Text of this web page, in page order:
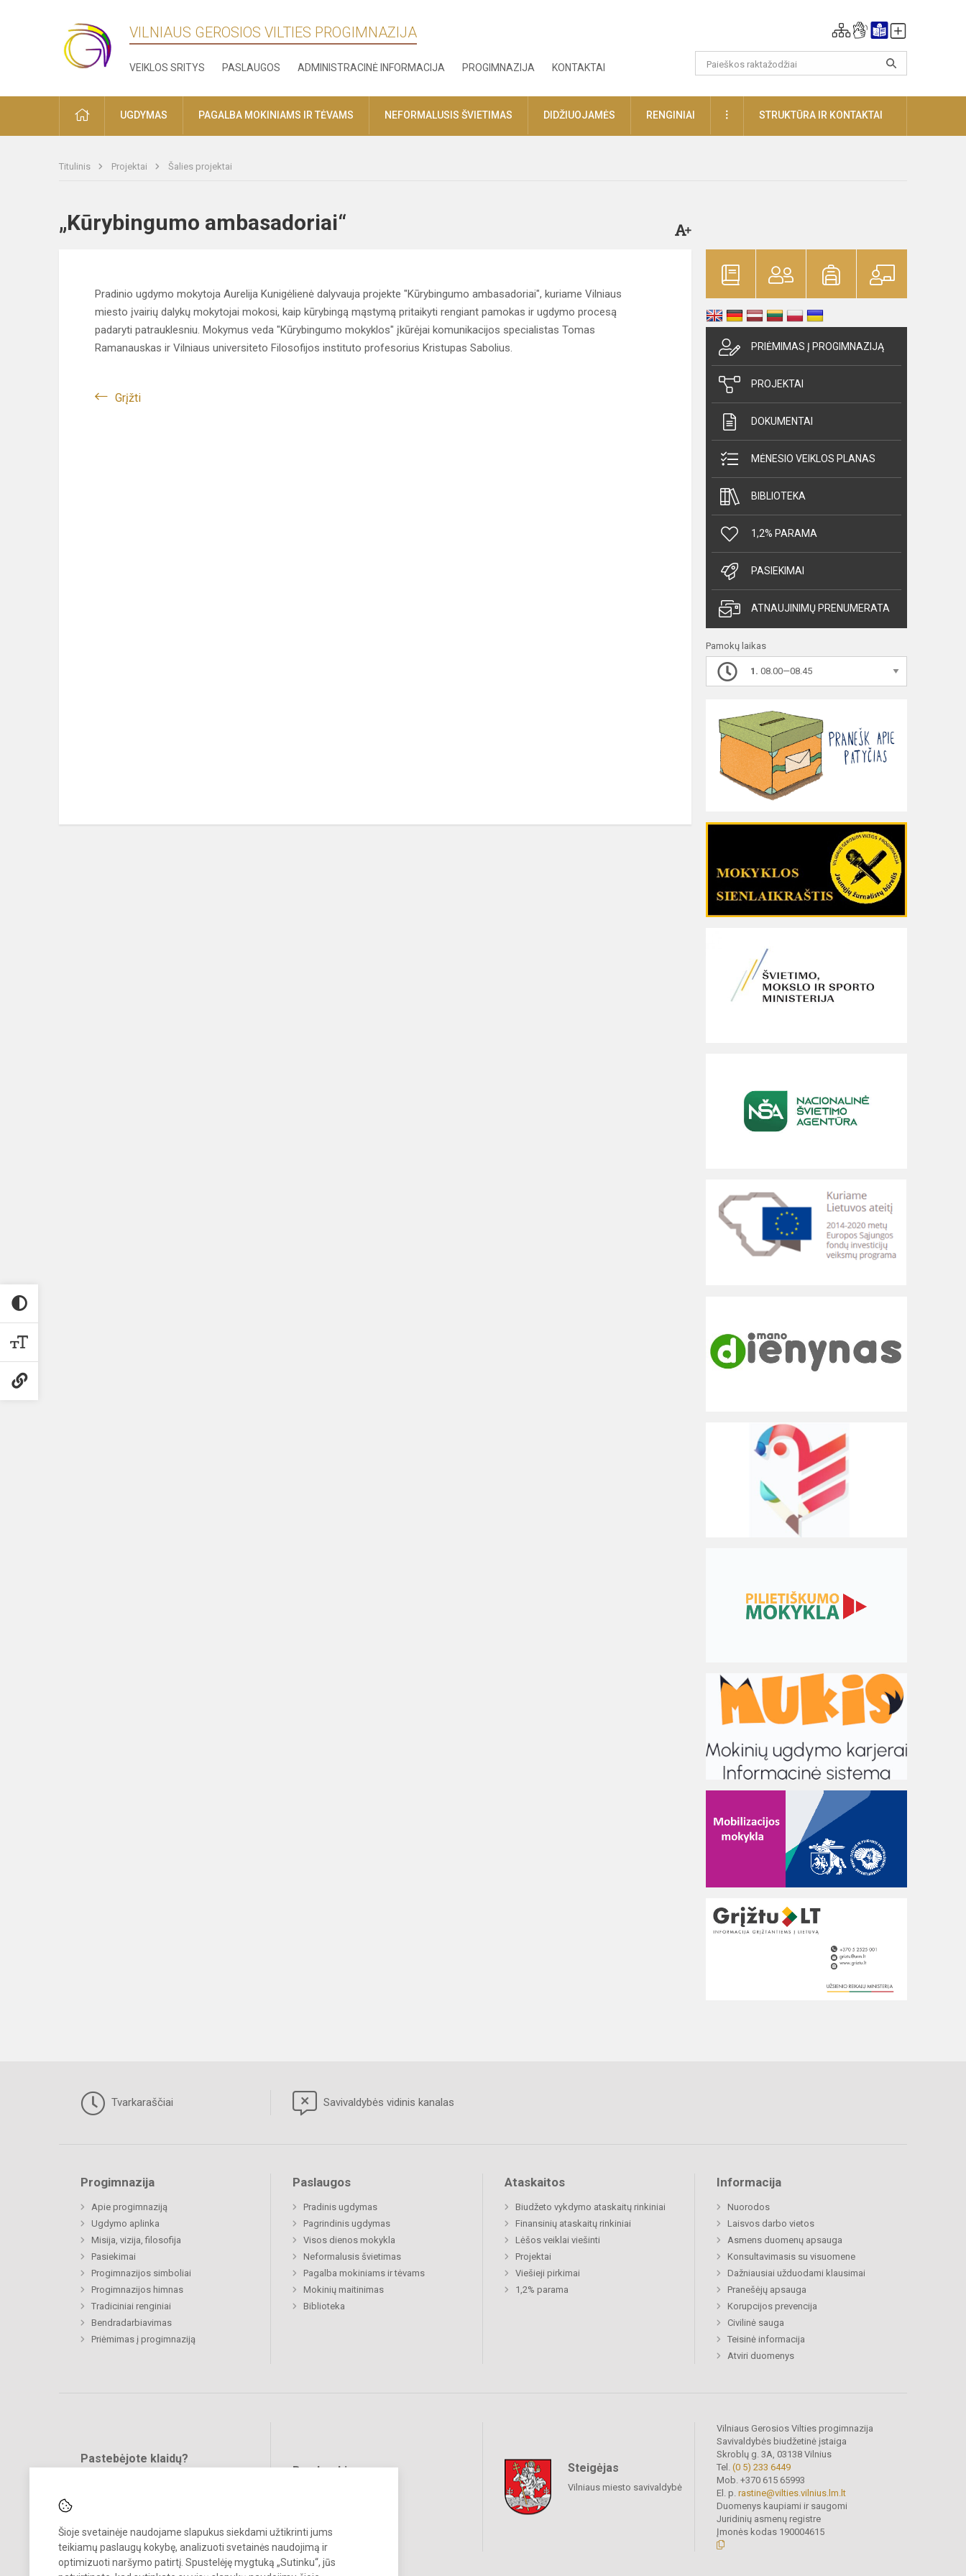
Šioje svetainėje naudojame slapukus siekdami užtikrinti jums
teikiamų paslaugų kokybę, analizuoti svetainės naudojimą ir
optimizuoti naršymo patirtį. Spustelėję mygtuką „Sutinku“, jūs
VILNIAUS GEROSIOS VILTIES PROGIMNAZIJA
VEIKLOS SRITYS PASLAUGOS ADMINISTRACINĖ INFORMACIJA PROGIMNAZIJA KONTAKTAI
PRADŽIAUGDYMAS PAGALBA MOKINIAMS IR TĖVAMS NEFORMALUSIS ŠVIETIMAS DIDŽIUOJAMĖS RENGINIAI DAUGIAUSTRUKTŪRA IR KONTAKTAI
Titulinis Projektai Šalies projektai
„Kūrybingumo ambasadoriai“
Pradinio ugdymo mokytoja Aurelija Kunigėlienė dalyvauja projekte "Kūrybingumo ambasadoriai", kuriame Vilniaus
miesto įvairių dalykų mokytojai mokosi, kaip kūrybingą mąstymą pritaikyti rengiant pamokas ir ugdymo procesą
padaryti patrauklesniu. Mokymus veda "Kūrybingumo mokyklos" įkūrėjai komunikacijos specialistas Tomas
Ramanauskas ir Vilniaus universiteto Filosofijos instituto profesorius Kristupas Sabolius.
Grįžti
PRIĖMIMAS Į PROGIMNAZIJĄ
PROJEKTAI
DOKUMENTAI
MĖNESIO VEIKLOS PLANAS
BIBLIOTEKA
1,2% PARAMA
PASIEKIMAI
ATNAUJINIMŲ PRENUMERATA
Pamokų laikas
1. 08.00—08.45
Tvarkaraščiai Savivaldybės vidinis kanalas
Progimnazija
Apie progimnaziją
Ugdymo aplinka
Misija, vizija, filosofija
Pasiekimai
Progimnazijos simboliai
Progimnazijos himnas
Tradiciniai renginiai
Bendradarbiavimas
Priėmimas į progimnaziją
Paslaugos
Pradinis ugdymas
Pagrindinis ugdymas
Visos dienos mokykla
Neformalusis švietimas
Pagalba mokiniams ir tėvams
Mokinių maitinimas
Biblioteka
Ataskaitos
Biudžeto vykdymo ataskaitų rinkiniai
Finansinių ataskaitų rinkiniai
Lėšos veiklai viešinti
Projektai
Viešieji pirkimai
1,2% parama
Informacija
Nuorodos
Laisvos darbo vietos
Asmens duomenų apsauga
Konsultavimasis su visuomene
Dažniausiai užduodami klausimai
Pranešėjų apsauga
Korupcijos prevencija
Civilinė sauga
Teisinė informacija
Atviri duomenys
Pastebėjote klaidų?
Bendraukime Steigėjas
Vilniaus miesto savivaldybė
Vilniaus Gerosios Vilties progimnazija
Savivaldybės biudžetinė įstaiga
Skroblų g. 3A, 03138 Vilnius
Tel. (0 5) 233 6449
Mob. +370 615 65993
El. p. rastine@vilties.vilnius.lm.lt
Duomenys kaupiami ir saugomi
Juridinių asmenų registre
Įmonės kodas 190004615